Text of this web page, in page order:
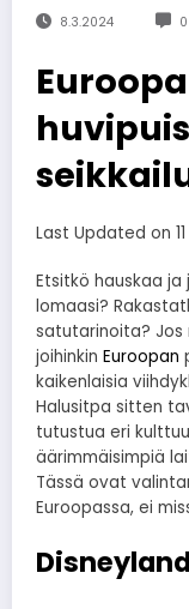
8.3.2024
Last Updated on
Etsitkö hauskaa
lomaasi?
satutarinoita?
joihinkin Euroopan
kaikenlaisia
Halusitpa sitten
tutustua eri
äärimmäisimpiä
Tässä ovat
Euroopassa, ei